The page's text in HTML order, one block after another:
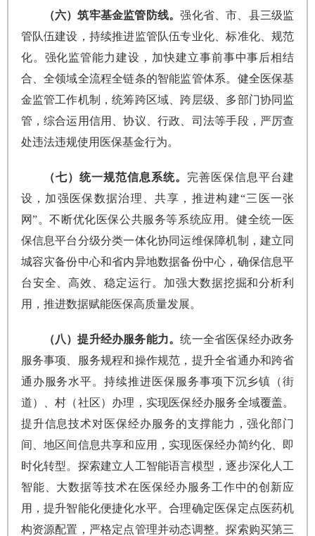
（六）筑牢基金监管防线。强化省、市、县三级监
管队伍建设，持续推进监管队伍专业化、标准化、规范
化。强化监管能力建设，加快建立事前事中事后相结
合、全领域全流程全链条的智能监管体系。健全医保基
金监管工作机制，统筹跨区域、跨层级、多部门协同监
管，综合运用信用、协议、行政、司法等手段，严厉查
处违法违规使用医保基金行为。
（七）统一规范信息系统。 完善医保信息平台建
设，加强医保数据治理、共享，推进构建“三医一张
网”。不断优化医保公共服务等系统应用。健全统一医
保信息平台分级分类一体化协同运维保障机制，建立同
城容灾备份中心和省内异地数据备份中心，确保信息平
台安全、高效、稳定运行。加强大数据挖掘和分析利
用，推进数据赋能医保高质量发展。
（八）提升经办服务能力。统一全省医保经办政务
服务事项、服务规程和操作规范，提升全省通办和跨省
通办服务水平。持续推进医保服务事项下沉乡镇（街
道）、村（社区）办理，实现医保经办服务全域覆盖。
提升信息技术对医保经办服务的支撑能力，强化部门
间、地区间信息共享和应用，实现医保经办简约化、即
时化转型。探索建立人工智能语言模型，逐步深化人工
智能、大数据等技术在医保经办服务工作中的创新应
用，提升智能化便捷化水平。合理确定医保定点医药机
构资源配置，严格定点管理并动态调整。探索购买第三